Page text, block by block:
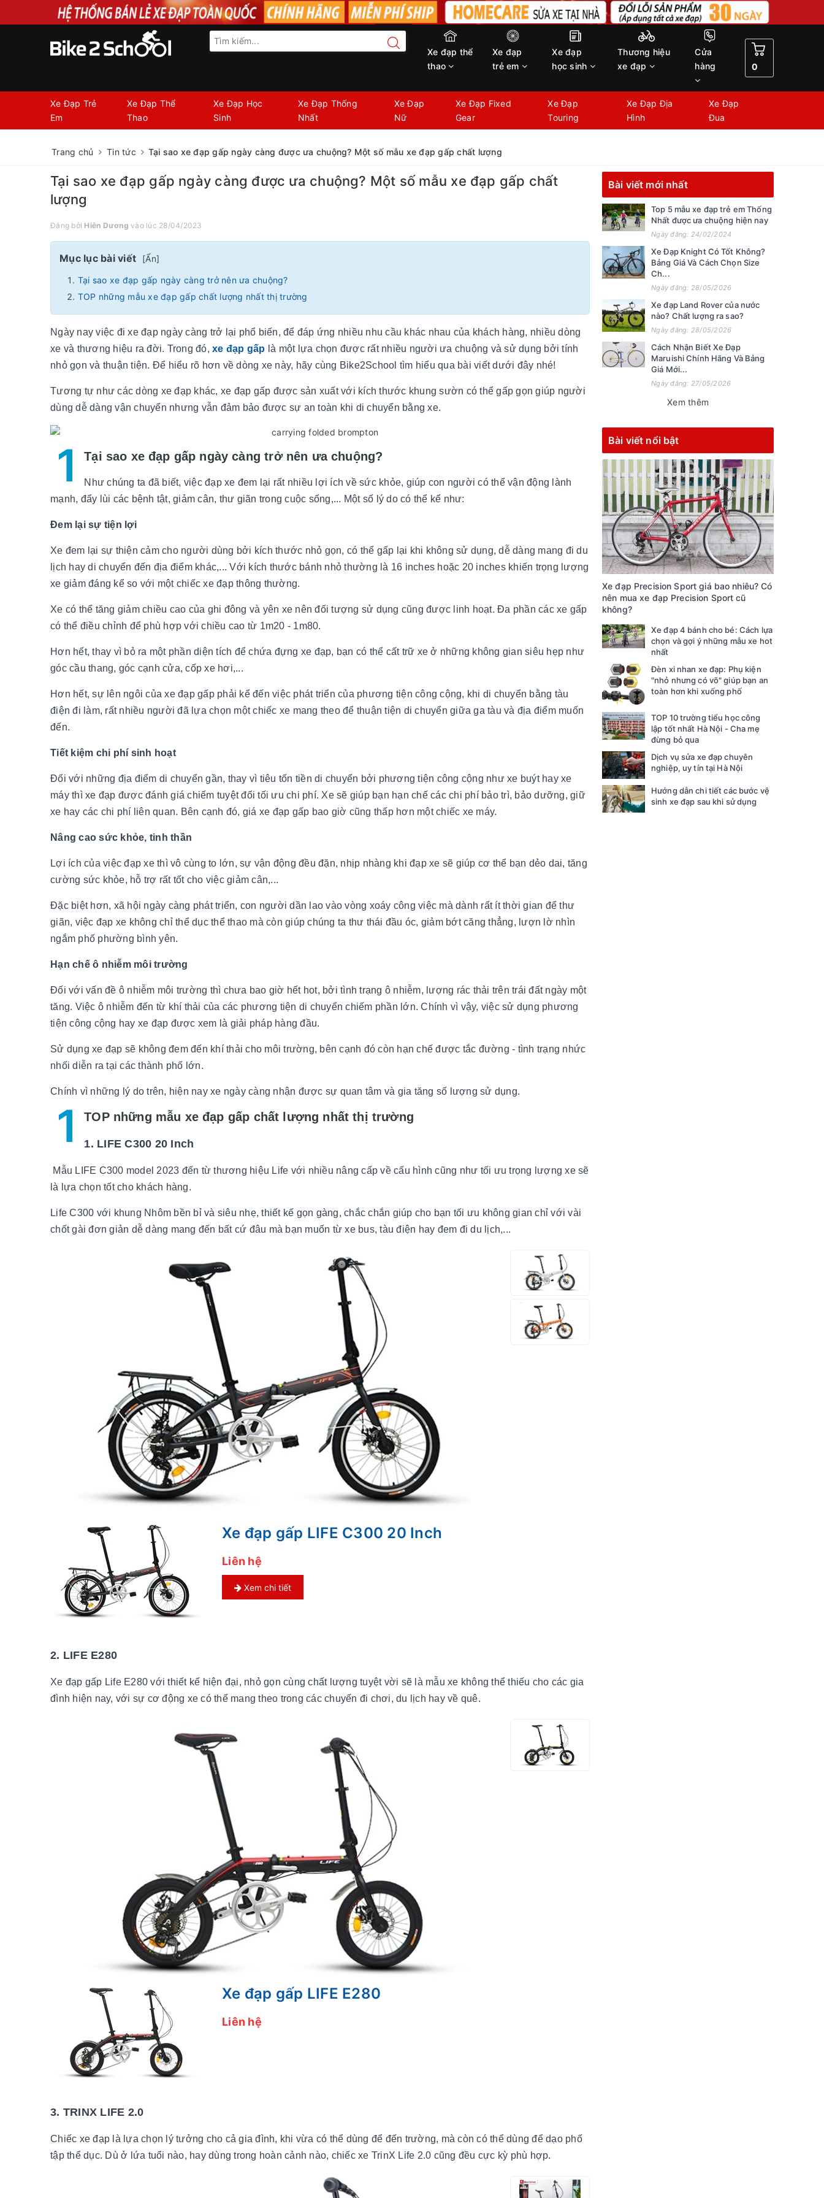
Xe đạp thể
thao
Xe đạp
trẻ em
Xe đạp
học sinh
Thương hiệu
xe đạp
Cửa
hàng
0
Xe Đạp Trẻ
Em
Xe Đạp Thể
Thao
Xe Đạp Học
Sinh
Xe Đạp Thống
Nhất
Xe Đạp
Nữ
Xe Đạp Fixed
Gear
Xe Đạp
Touring
Xe Đạp Địa
Hình
Xe Đạp
Đua
Trang chủ Tin tức Tại sao xe đạp gấp ngày càng được ưa chuộng? Một số mẫu xe đạp gấp chất lượng
Tại sao xe đạp gấp ngày càng được ưa chuộng? Một số mẫu xe đạp gấp chất
lượng
Đăng bởi Hiên Dương vào lúc 28/04/2023
Mục lục bài viết [Ẩn]
Tại sao xe đạp gấp ngày càng trở nên ưa chuộng?
TOP những mẫu xe đạp gấp chất lượng nhất thị trường
Ngày nay việc đi xe đạp ngày càng trở lại phổ biến, để đáp ứng nhiều nhu cầu khác nhau của khách hàng, nhiều dòng
xe và thương hiệu ra đời. Trong đó, xe đạp gấp là một lựa chọn được rất nhiều người ưa chuộng và sử dụng bởi tính
nhỏ gọn và thuận tiện. Để hiểu rõ hơn về dòng xe này, hãy cùng Bike2School tìm hiểu qua bài viết dưới đây nhé!
Tương tự như các dòng xe đạp khác, xe đạp gấp được sản xuất với kích thước khung sườn có thể gấp gọn giúp người
dùng dễ dàng vận chuyển nhưng vẫn đảm bảo được sự an toàn khi di chuyển bằng xe.
1 Tại sao xe đạp gấp ngày càng trở nên ưa chuộng?
Như chúng ta đã biết, việc đạp xe đem lại rất nhiều lợi ích về sức khỏe, giúp con người có thể vận động lành
mạnh, đẩy lùi các bệnh tật, giảm cân, thư giãn trong cuộc sống,... Một số lý do có thể kể như:
Đem lại sự tiện lợi
Xe đem lại sự thiện cảm cho người dùng bởi kích thước nhỏ gọn, có thể gấp lại khi không sử dụng, dễ dàng mang đi du
lịch hay di chuyển đến địa điểm khác,... Với kích thước bánh nhỏ thường là 16 inches hoặc 20 inches khiến trọng lượng
xe giảm đáng kể so với một chiếc xe đạp thông thường.
Xe có thể tăng giảm chiều cao của ghi đông và yên xe nên đối tượng sử dụng cũng được linh hoạt. Đa phần các xe gấp
có thể điều chỉnh để phù hợp với chiều cao từ 1m20 - 1m80.
Hơn hết, thay vì bỏ ra một phần diện tích để chứa đựng xe đạp, bạn có thể cất trữ xe ở những không gian siêu hẹp như
góc cầu thang, góc cạnh cửa, cốp xe hơi,...
Hơn hết, sự lên ngôi của xe đạp gấp phải kể đến việc phát triển của phương tiện công cộng, khi di chuyển bằng tàu
điện đi làm, rất nhiều người đã lựa chọn một chiếc xe mang theo để thuận tiện di chuyển giữa ga tàu và địa điểm muốn
đến.
Tiết kiệm chi phí sinh hoạt
Đối với những địa điểm di chuyển gần, thay vì tiêu tốn tiền di chuyển bởi phương tiện công cộng như xe buýt hay xe
máy thì xe đạp được đánh giá chiếm tuyệt đối tối ưu chi phí. Xe sẽ giúp bạn hạn chế các chi phí bảo trì, bảo dưỡng, giữ
xe hay các chi phí liên quan. Bên cạnh đó, giá xe đạp gấp bao giờ cũng thấp hơn một chiếc xe máy.
Nâng cao sức khỏe, tinh thần
Lợi ích của việc đạp xe thì vô cùng to lớn, sự vận động đều đặn, nhịp nhàng khi đạp xe sẽ giúp cơ thể bạn dẻo dai, tăng
cường sức khỏe, hỗ trợ rất tốt cho việc giảm cân,...
Đặc biệt hơn, xã hội ngày càng phát triển, con người dần lao vào vòng xoáy công việc mà dành rất ít thời gian để thư
giãn, việc đạp xe không chỉ thể dục thể thao mà còn giúp chúng ta thư thái đầu óc, giảm bớt căng thẳng, lượn lờ nhìn
ngắm phố phường bình yên.
Hạn chế ô nhiễm môi trường
Đối với vấn đề ô nhiễm môi trường thì chưa bao giờ hết hot, bởi tình trạng ô nhiễm, lượng rác thải trên trái đất ngày một
tăng. Việc ô nhiễm đến từ khí thải của các phương tiện di chuyển chiếm phần lớn. Chính vì vậy, việc sử dụng phương
tiện công cộng hay xe đạp được xem là giải pháp hàng đầu.
Sử dụng xe đạp sẽ không đem đến khí thải cho môi trường, bên cạnh đó còn hạn chế được tắc đường - tình trạng nhức
nhối diễn ra tại các thành phố lớn.
Chính vì những lý do trên, hiện nay xe ngày càng nhận được sự quan tâm và gia tăng số lượng sử dụng.
1 TOP những mẫu xe đạp gấp chất lượng nhất thị trường
1. LIFE C300 20 Inch
Mẫu LIFE C300 model 2023 đến từ thương hiệu Life với nhiều nâng cấp về cấu hình cũng như tối ưu trọng lượng xe sẽ
là lựa chọn tốt cho khách hàng.
Life C300 với khung Nhôm bền bỉ và siêu nhẹ, thiết kế gọn gàng, chắc chắn giúp cho bạn tối ưu không gian chỉ với vài
chốt gài đơn giản dễ dàng mang đến bất cứ đâu mà bạn muốn từ xe bus, tàu điện hay đem đi du lịch,...
Xe đạp gấp LIFE C300 20 Inch
Liên hệ
Xem chi tiết
2. LIFE E280
Xe đạp gấp Life E280 với thiết kế hiện đại, nhỏ gọn cùng chất lượng tuyệt vời sẽ là mẫu xe không thể thiếu cho các gia
đình hiện nay, với sự cơ động xe có thể mang theo trong các chuyến đi chơi, du lịch hay về quê.
Xe đạp gấp LIFE E280
Liên hệ
3. TRINX LIFE 2.0
Chiếc xe đạp là lựa chọn lý tưởng cho cả gia đình, khi vừa có thể dùng để đến trường, mà còn có thể dùng để dạo phố
tập thể dục. Dù ở lứa tuổi nào, hay dùng trong hoàn cảnh nào, chiếc xe TrinX Life 2.0 cũng đều cực kỳ phù hợp.
Bài viết mới nhất
Top 5 mẫu xe đạp trẻ em Thống
Nhất được ưa chuộng hiện nay
Ngày đăng: 24/02/2024
Xe Đạp Knight Có Tốt Không?
Bảng Giá Và Cách Chọn Size
Ch...
Ngày đăng: 28/05/2026
Xe đạp Land Rover của nước
nào? Chất lượng ra sao?
Ngày đăng: 28/05/2026
Cách Nhận Biết Xe Đạp
Maruishi Chính Hãng Và Bảng
Giá Mới...
Ngày đăng: 27/05/2026
Xem thêm
Bài viết nổi bật
Xe đạp Precision Sport giá bao nhiêu? Có
nên mua xe đạp Precision Sport cũ
không?
Xe đạp 4 bánh cho bé: Cách lựa
chọn và gợi ý những mẫu xe hot
nhất
Đèn xi nhan xe đạp: Phụ kiện
"nhỏ nhưng có võ" giúp bạn an
toàn hơn khi xuống phố
TOP 10 trường tiểu học công
lập tốt nhất Hà Nội - Cha mẹ
đừng bỏ qua
Dịch vụ sửa xe đạp chuyên
nghiệp, uy tín tại Hà Nội
Hướng dẫn chi tiết các bước vệ
sinh xe đạp sau khi sử dụng